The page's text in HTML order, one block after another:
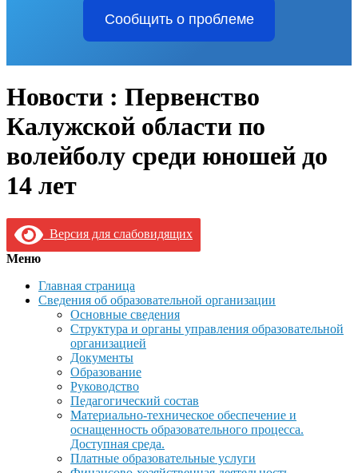
Сообщить о проблеме
Новости : Первенство
Калужской области по
волейболу среди юношей до
14 лет
Версия для слабовидящих
Меню
Главная страница
Сведения об образовательной организации
Основные сведения
Структура и органы управления образовательной
организацией
Документы
Образование
Руководство
Педагогический состав
Материально-техническое обеспечение и
оснащенность образовательного процесса.
Доступная среда.
Платные образовательные услуги